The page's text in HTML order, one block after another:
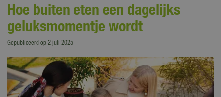
Hoe buiten eten een dagelijks
geluksmomentje wordt
Gepubliceerd op 2 juli 2025